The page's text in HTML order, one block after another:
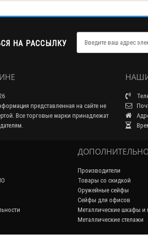
НА РАССЫЛКУ
представленная на сайте не
Все торговые марки принадлежат
Производители
Товары со скидкой
Оружейные сейфы
Сейфы для офисов
Металлические шкафы и
Металлические стелажи